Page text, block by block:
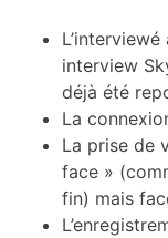
interview
déjà été
La
La prise de
face »
fin) mais